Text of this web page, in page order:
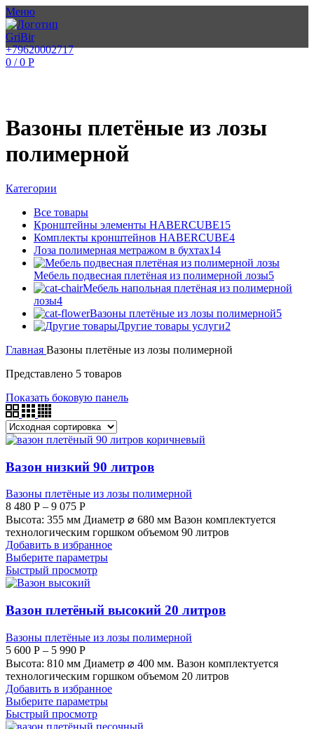
Меню
+79620002717
0 / 0 Р
Вазоны плетёные из лозы
полимерной
Категории
Все товары
Кронштейны элементы HABERCUBE15
Комплекты кронштейнов HABERCUBE4
Лоза полимерная метражом в бухтах14
Мебель подвесная плетёная из полимерной лозы5
Мебель напольная плетёная из полимерной
лозы4
Вазоны плетёные из лозы полимерной5
Другие товары услуги2
Главная Вазоны плетёные из лозы полимерной
Представлено 5 товаров
Показать боковую панель
Вазон низкий 90 литров
Вазоны плетёные из лозы полимерной
8 480 Р – 9 075 Р
Высота: 355 мм Диаметр ⌀ 680 мм Вазон комплектуется
технологическим горшком объемом 90 литров
Добавить в избранное
Выберите параметры
Быстрый просмотр
Вазон плетёный высокий 20 литров
Вазоны плетёные из лозы полимерной
5 600 Р – 5 990 Р
Высота: 810 мм Диаметр ⌀ 400 мм. Вазон комплектуется
технологическим горшком объемом 20 литров
Добавить в избранное
Выберите параметры
Быстрый просмотр